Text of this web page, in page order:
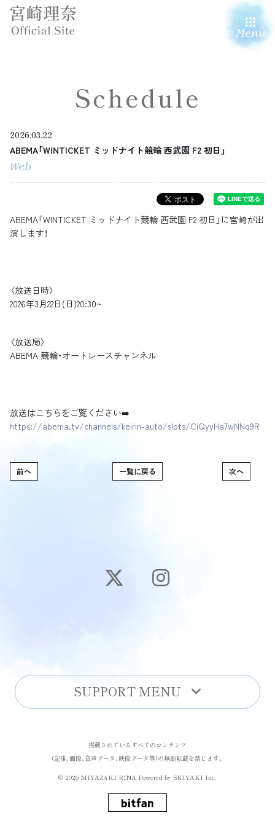
Menu
Schedule
2026.03.22
ABEMA「WINTICKET ミッドナイト競輪 西武園 F2 初日」
Web
ABEMA「WINTICKET ミッドナイト競輪 西武園 F2 初日」に宮崎が出
演します！
〈放送日時〉
2026年3月22日(日)20:30~
〈放送局〉
ABEMA 競輪・オートレースチャンネル
放送はこちらをご覧ください➡️
https://abema.tv/channels/keirin-auto/slots/CiQyyHa7wNNq9R
前へ 一覧に戻る 次へ
SUPPORT MENU
掲載されているすべてのコンテンツ
(記事、画像、音声データ、映像データ等)の無断転載を禁じます。
© 2026 MIYAZAKI RINA Powered by SKIYAKI Inc.